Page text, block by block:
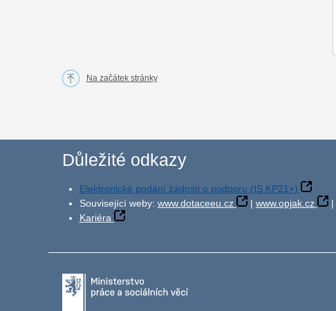
Na začátek stránky
Důležité odkazy
Elektronické podání žádosti o podporu (IS KP21+)
Související weby: www.dotaceeu.cz | www.opjak.cz |
Kariéra